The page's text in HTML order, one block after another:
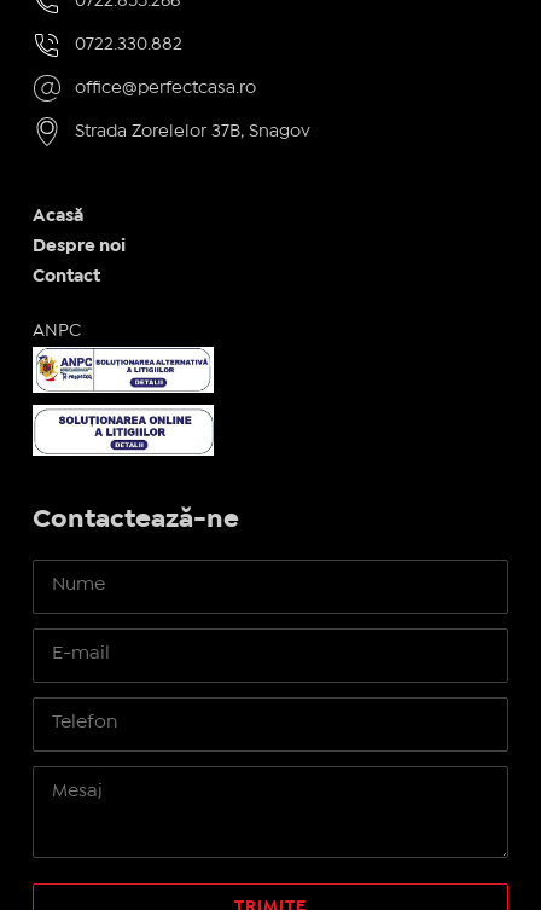
0722.330.882
office@perfectcasa.ro
Strada Zorelelor 37B, Snagov
Acasă
Despre noi
Contact
ANPC
Contactează-ne